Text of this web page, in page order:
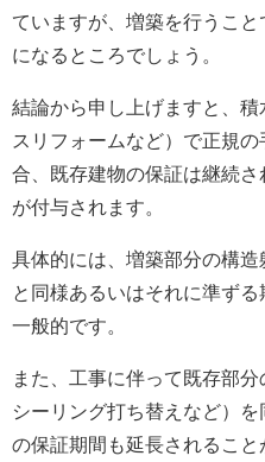
ていますが、増築を行うこ
になるところでしょう。
結論から申し上げますと、
スリフォームなど）で正規
合、既存建物の保証は継続
が付与されます。
具体的には、増築部分の構
と同様あるいはそれに準ず
一般的です。
また、工事に伴って既存部
シーリング打ち替えなど）
の保証期間も延長されること